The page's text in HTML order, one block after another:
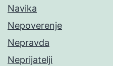
Navika
Nepoverenje
Nepravda
Neprijatelji